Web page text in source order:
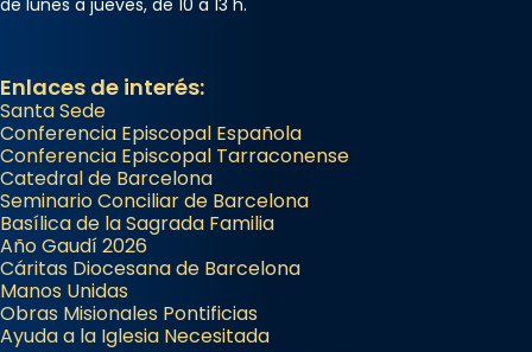
de lunes a jueves, de 10 a 13 h.
Enlaces de interés:
Santa Sede
Conferencia Episcopal Española
Conferencia Episcopal Tarraconense
Catedral de Barcelona
Seminario Conciliar de Barcelona
Basílica de la Sagrada Familia
Año Gaudí 2026
Cáritas Diocesana de Barcelona
Manos Unidas
Obras Misionales Pontificias
Ayuda a la Iglesia Necesitada